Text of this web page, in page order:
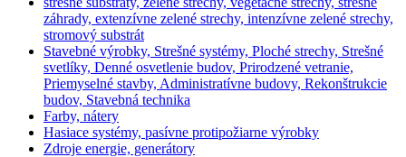
záhrady, extenzívne zelené strechy, intenzívne zelené strechy,
stromový substrát
Stavebné výrobky, Strešné systémy, Ploché strechy, Strešné
svetlíky, Denné osvetlenie budov, Prirodzené vetranie,
Priemyselné stavby, Administratívne budovy, Rekonštrukcie
budov, Stavebná technika
Farby, nátery
Hasiace systémy, pasívne protipožiarne výrobky
Zdroje energie, generátory